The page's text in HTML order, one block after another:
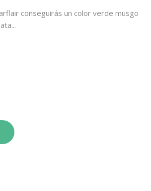
conseguirás un color verde musgo